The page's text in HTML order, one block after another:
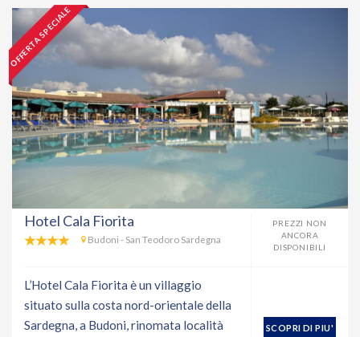
OFFERTA SPECIALE
Hotel Cala Fiorita
Budoni - San Teodoro Sardegna
PREZZI NON
ANCORA
DISPONIBILI
L’Hotel Cala Fiorita è un villaggio
situato sulla costa nord-orientale della
Sardegna, a Budoni, rinomata località
SCOPRI DI PIU'